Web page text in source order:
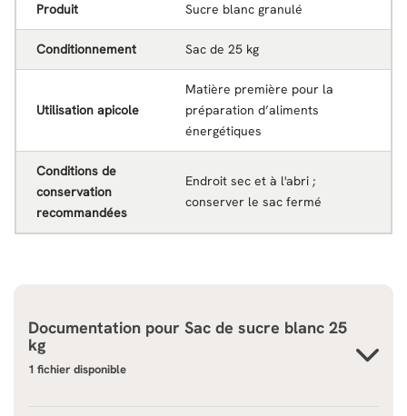
Produit Sucre blanc granulé
Conditionnement Sac de 25 kg
Utilisation apicole
Matière première pour la
préparation d’aliments
énergétiques
Conditions de
conservation
recommandées
Endroit sec et à l'abri ;
conserver le sac fermé
Documentation pour Sac de sucre blanc 25
kg
1 fichier disponible